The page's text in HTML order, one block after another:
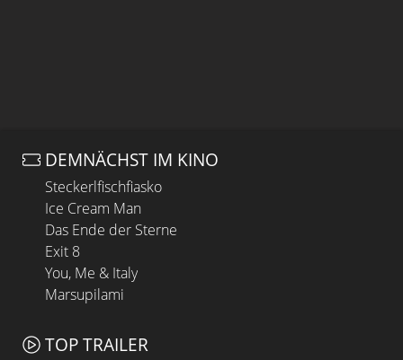
DEMNÄCHST IM KINO
Steckerlfischfiasko
Ice Cream Man
Das Ende der Sterne
Exit 8
You, Me & Italy
Marsupilami
TOP TRAILER